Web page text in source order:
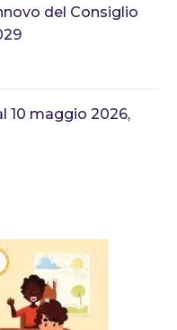
del Consiglio
10 maggio 2026,